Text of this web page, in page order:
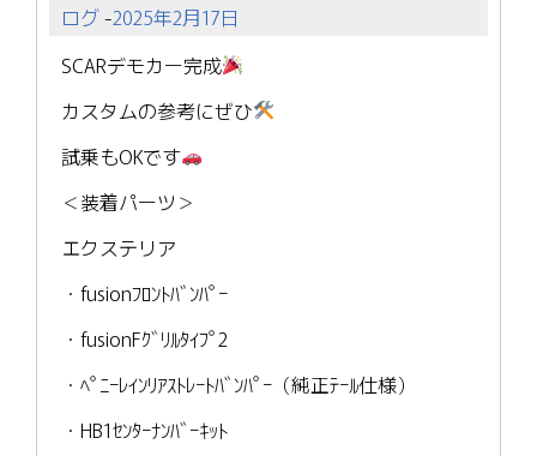
ログ-2025年2月17日
SCARデモカー完成
カスタムの参考にぜひ
試乗もOKです
＜装着パーツ＞
エクステリア
・fusionﾌﾛﾝﾄﾊﾞﾝﾊﾟｰ
・fusionFｸﾞﾘﾙﾀｲﾌﾟ2
・ﾍﾟﾆｰﾚｲﾝﾘｱｽﾄﾚｰﾄﾊﾞﾝﾊﾟｰ（純正ﾃｰﾙ仕様）
・HB1ｾﾝﾀｰﾅﾝﾊﾞｰｷｯﾄ